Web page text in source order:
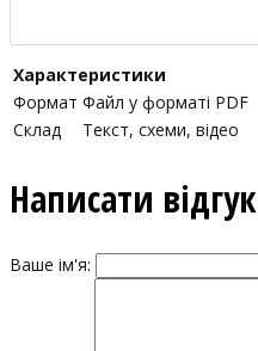
Характеристики
Формат Файл у форматі PDF
Склад
Текст, схеми, відео
Написати відгук
Ваше ім'я: